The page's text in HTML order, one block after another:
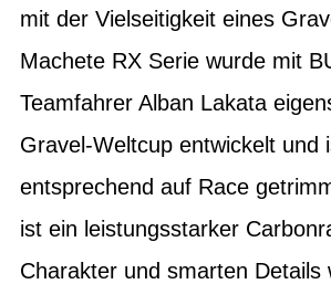
mit der Vielseitigkeit eines
Machete RX Serie wurde mit
Teamfahrer Alban Lakata
Gravel-Weltcup entwickelt und
entsprechend auf Race
ist ein leistungsstarker
Charakter und smarten Details